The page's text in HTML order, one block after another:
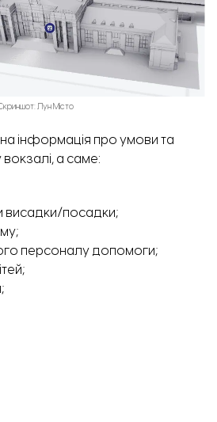
Лун Місто
інформація про умови та
а саме:
висадки/посадки;
персоналу допомоги;